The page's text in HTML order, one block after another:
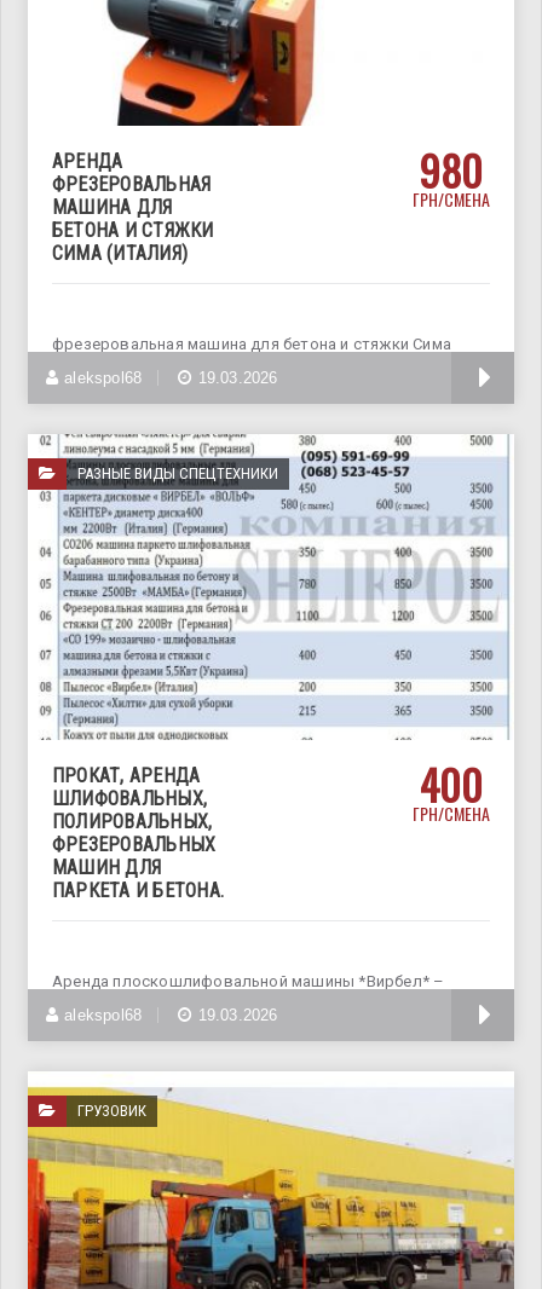
АРЕНДА
ФРЕЗЕРОВАЛЬНАЯ
МАШИНА ДЛЯ
БЕТОНА И СТЯЖКИ
СИМА (ИТАЛИЯ)
980
ГРН/СМЕНА
фрезеровальная машина для бетона и стяжки Сима
(Италия) фаезер для
alekspol68 19.03.2026
РАЗНЫЕ ВИДЫ СПЕЦТЕХНИКИ
ПРОКАТ, АРЕНДА
ШЛИФОВАЛЬНЫХ,
ПОЛИРОВАЛЬНЫХ,
ФРЕЗЕРОВАЛЬНЫХ
МАШИН ДЛЯ
ПАРКЕТА И БЕТОНА.
400
ГРН/СМЕНА
Аренда плоскошлифовальной машины *Вирбел* –
500грн/сут Аренда мозаично шлифовальной машины
alekspol68 19.03.2026
ГРУЗОВИК